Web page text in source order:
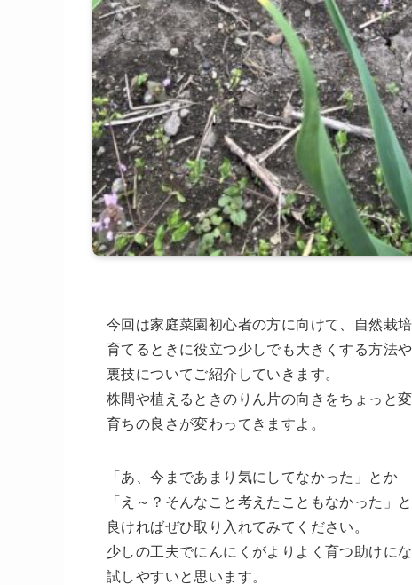
今回は家庭菜園初心者の方に向けて、自然栽
育てるときに役立つ少しでも大きくする方法や
裏技についてご紹介していきます。
株間や植えるときのりん片の向きをちょっと変
育ちの良さが変わってきますよ。
「あ、今まであまり気にしてなかった」とか
「え～？そんなこと考えたこともなかった」
良ければぜひ取り入れてみてください。
少しの工夫でにんにくがよりよく育つ助けにな
試しやすいと思います。